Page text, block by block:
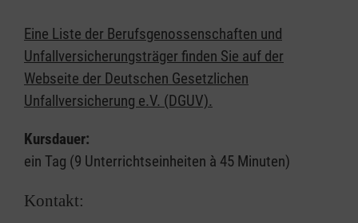
Eine Liste der Berufsgenossenschaften und
Unfallversicherungsträger finden Sie auf der
Webseite der Deutschen Gesetzlichen
Unfallversicherung e.V. (DGUV).
Kursdauer:
ein Tag (9 Unterrichtseinheiten à 45 Minuten)
Kontakt: